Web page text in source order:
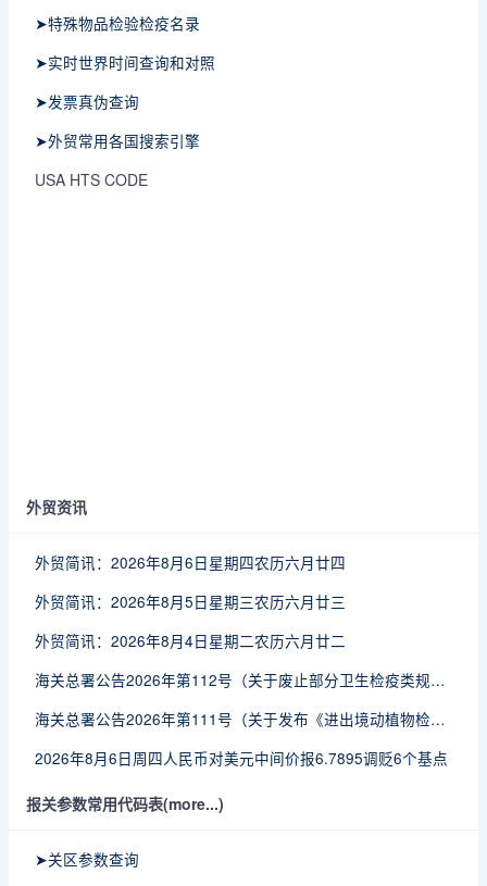
➤特殊物品检验检疫名录
➤实时世界时间查询和对照
➤发票真伪查询
➤外贸常用各国搜索引擎
USA HTS CODE
外贸资讯
外贸简讯：2026年8月6日星期四农历六月廿四
外贸简讯：2026年8月5日星期三农历六月廿三
外贸简讯：2026年8月4日星期二农历六月廿二
海关总署公告2026年第112号（关于废止部分卫生检疫类规范性文件的公告）
海关总署公告2026年第111号（关于发布《进出境动植物检疫处理监督管理工作规定》《进出境卫生处理监督管理工作规定》的公告）
2026年8月6日周四人民币对美元中间价报6.7895调贬6个基点
报关参数常用代码表(more...)
➤关区参数查询